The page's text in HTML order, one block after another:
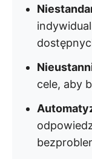
cele, aby